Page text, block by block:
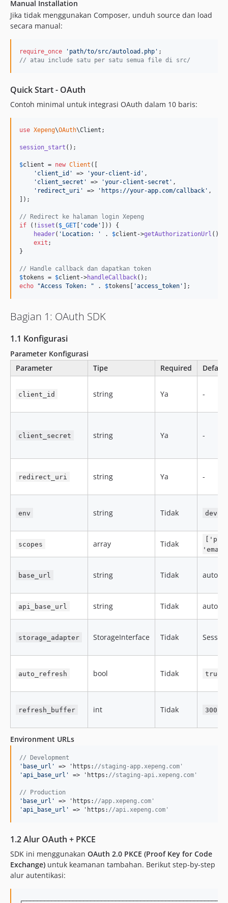
Manual Installation
Jika tidak menggunakan Composer, unduh source dan load
secara manual:
require_once ' path/to/src/autoload.php '
// atau include satu per satu semua file di src/
Quick Start - OAuth
Contoh minimal untuk integrasi OAuth dalam 10 baris:
use Xepeng\OAuth\Client ;
session_start ();
$client = new Client ([
' client_id ' => 'your-client-id ' ,
' client_secret ' => 'your-client-secret ' ,
' redirect_uri ' => ' https://your-app.com/callback ' ,
]);
// Redirect ke halaman login Xepeng
if (! isset ( $ _GET [ ' code ' ])) {
header( ' Location: ' . $client ->getAuthorizationUrl ());
exit ;
}
// Handle callback dan dapatkan token
$tokens = $client ->handleCallback
echo
"Access Token: " . $tokens [ 'access_token ' ];
Bagian 1: OAuth SDK
1.1 Konfigurasi
Parameter Konfigurasi
Parameter
Tipe Required Default
client_id string Ya -
client_secret string Ya -
redirect_uri string Ya -
env string Tidak
scopes array Tidak
base_url string Tidak auto
api_base_url string Tidak auto
storage_adapter StorageInterface Tidak
auto_refresh bool Tidak true
refresh_buffer int Tidak 300
Environment URLs
// Development
' base_url ' => 'https: //staging-app.xepeng.com'
'api_base_url ' => 'https: //staging-api.xepeng.com'
// Production
' base_url ' => 'https: //app.xepeng.com'
'api_base_url ' => 'https: //api.xepeng.com'
1.2 Alur OAuth + PKCE
SDK ini menggunakan OAuth 2.0 PKCE (Proof Key for Code
Exchange) untuk keamanan tambahan. Berikut step-by-step
alur autentikasi: